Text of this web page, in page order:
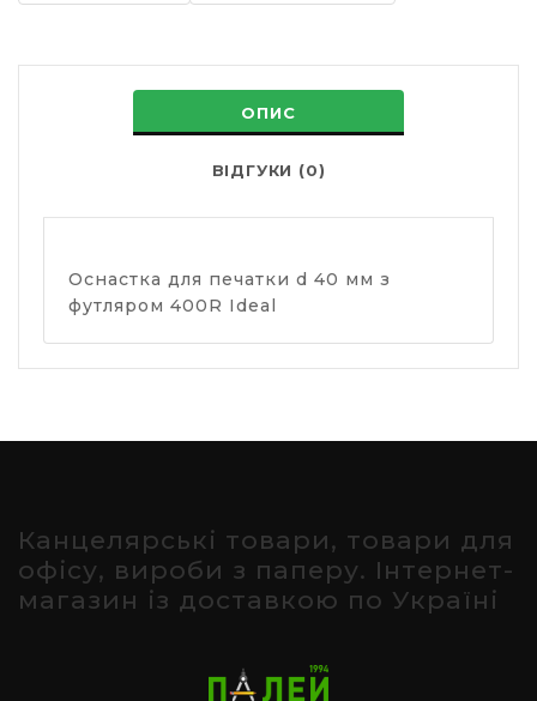
ОПИС
ВІДГУКИ (0)
Оснастка для печатки d 40 мм з
футляром 400R Ideal
Канцелярські товари, товари для
офісу, вироби з паперу. Інтернет-
магазин із доставкою по Україні